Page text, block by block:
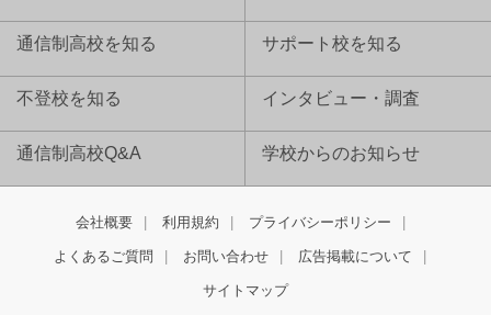
通信制高校を知る サポート校を知る
不登校を知る インタビュー・調査
通信制高校Q&A 学校からのお知らせ
会社概要 利用規約 プライバシーポリシー
よくあるご質問 お問い合わせ 広告掲載について
サイトマップ